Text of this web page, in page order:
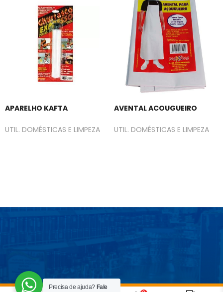
APARELHO KAFTA
UTIL. DOMÉSTICAS E LIMPEZA
AVENTAL ACOUGUEIRO
UTIL. DOMÉSTICAS E LIMPEZA
Precisa de ajuda? Fale